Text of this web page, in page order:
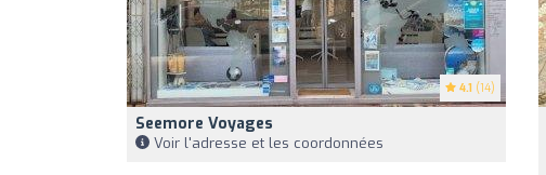
4.1 (14)
Seemore Voyages
Voir l'adresse et les coordonnées